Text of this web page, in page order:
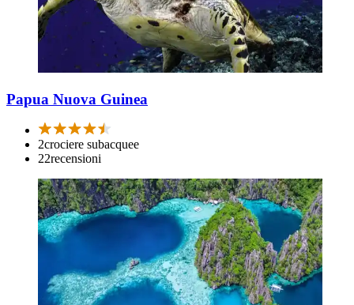
Papua Nuova Guinea
2crociere subacquee
22recensioni